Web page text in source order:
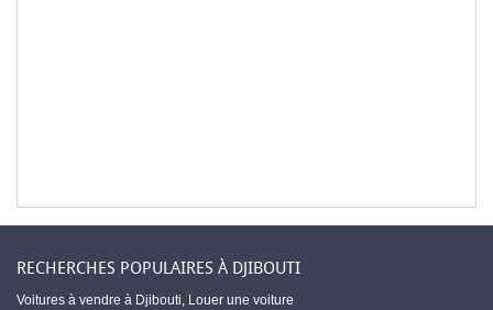
RECHERCHES POPULAIRES À DJIBOUTI
Voitures à vendre à Djibouti, Louer une voiture